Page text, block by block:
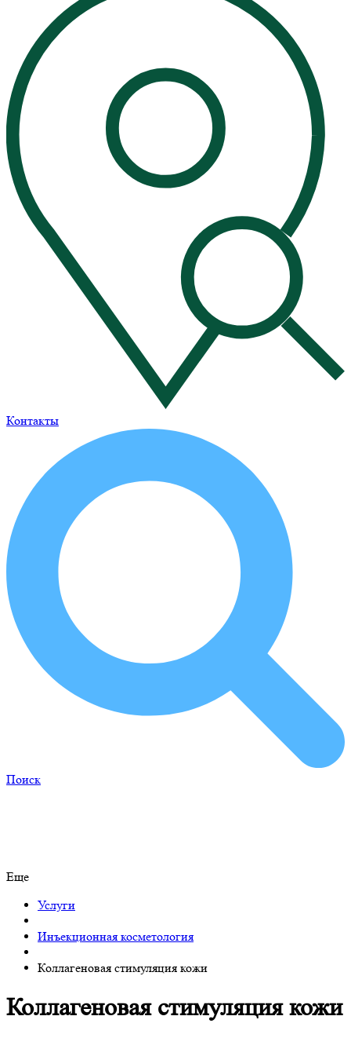
Контакты
Поиск
Еще
Услуги
Инъекционная косметология
Коллагеновая стимуляция кожи
Коллагеновая стимуляция кожи